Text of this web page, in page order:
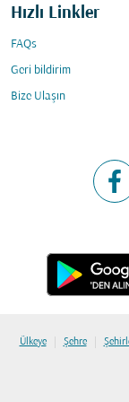
Hızlı Linkler
FAQs
Geri bildirim
Bize Ulaşın
Ülkeye | Şehre |